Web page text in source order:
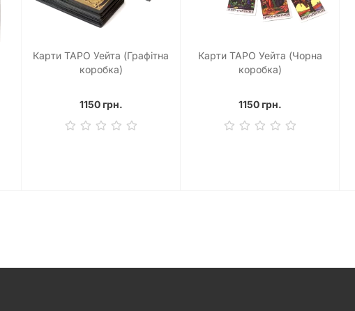
Карти ТАРО Уейта (Графітна
коробка)
1150 грн.
Карти ТАРО Уейта (Чорна
коробка)
1150 грн.